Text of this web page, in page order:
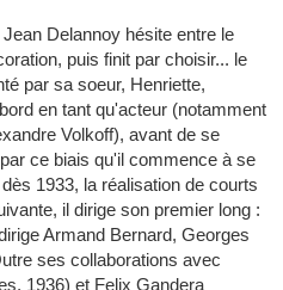
Delannoy hésite entre le
puis finit par choisir... le
par sa soeur, Henriette,
en tant qu'acteur (notamment
Volkoff), avant de se
ce biais qu'il commence à se
1933, la réalisation de courts
il dirige son premier long :
Armand Bernard, Georges
ses collaborations avec
1936) et Felix Gandera